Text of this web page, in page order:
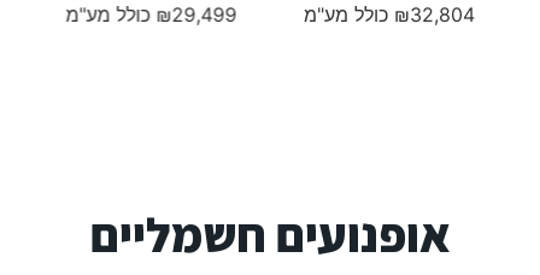
₪32,804 כולל מע"מ
₪29,499 כולל מע"מ
אופנועים חשמליים